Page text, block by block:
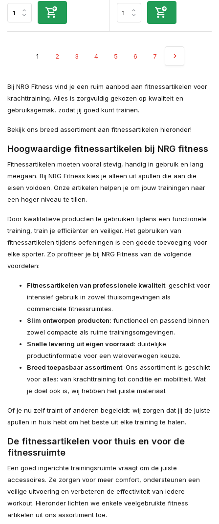
1 2 3 4 5 6 7
Bij NRG Fitness vind je een ruim aanbod aan fitnessartikelen voor
krachttraining. Alles is zorgvuldig gekozen op kwaliteit en
gebruiksgemak, zodat jij goed kunt trainen.
Bekijk ons breed assortiment aan fitnessartikelen hieronder!
Hoogwaardige fitnessartikelen bij NRG fitness
Fitnessartikelen moeten vooral stevig, handig in gebruik en lang
meegaan. Bij NRG Fitness kies je alleen uit spullen die aan die
eisen voldoen. Onze artikelen helpen je om jouw trainingen naar
een hoger niveau te tillen.
Door kwalitatieve producten te gebruiken tijdens een functionele
training, train je efficiënter en veiliger. Het gebruiken van
fitnessartikelen tijdens oefeningen is een goede toevoeging voor
elke sporter. Zo profiteer je bij NRG Fitness van de volgende
voordelen:
Fitnessartikelen van professionele kwaliteit: geschikt voor
intensief gebruik in zowel thuisomgevingen als
commerciële fitnessruimtes.
Slim ontworpen producten: functioneel en passend binnen
zowel compacte als ruime trainingsomgevingen.
Snelle levering uit eigen voorraad: duidelijke
productinformatie voor een weloverwogen keuze.
Breed toepasbaar assortiment: Ons assortiment is geschikt
voor alles: van krachttraining tot conditie en mobiliteit. Wat
je doel ook is, wij hebben het juiste materiaal.
Of je nu zelf traint of anderen begeleidt: wij zorgen dat jij de juiste
spullen in huis hebt om het beste uit elke training te halen.
De fitnessartikelen voor thuis en voor de
fitnessruimte
Een goed ingerichte trainingsruimte vraagt om de juiste
accessoires. Ze zorgen voor meer comfort, ondersteunen een
veilige uitvoering en verbeteren de effectiviteit van iedere
workout. Hieronder lichten we enkele veelgebruikte fitness
artikelen uit ons assortiment toe.